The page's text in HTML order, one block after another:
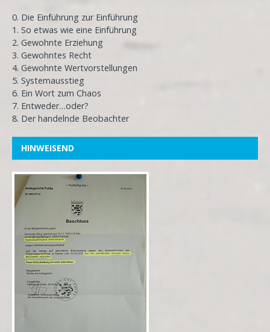
0. Die Einführung zur Einführung
1. So etwas wie eine Einführung
2. Gewohnte Erziehung
3. Gewohntes Recht
4. Gewohnte Wertvorstellungen
5. Systemausstieg
6. Ein Wort zum Chaos
7. Entweder…oder?
8. Der handelnde Beobachter
HINWEISEND